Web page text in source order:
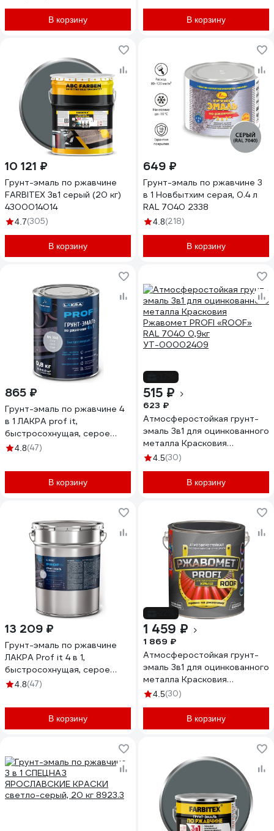
В корзину В корзину
10 121 ₽
Грунт-эмаль по ржавчине
FARBITEX 3в1 серый (20 кг)
4300014014
4.7(305)
В корзину
649 ₽
Грунт-эмаль по ржавчине 3
в 1 Новбытхим серая, 0.4 л
RAL 7040 2338
4.8(218)
В корзину
865 ₽
Грунт-эмаль по ржавчине 4
в 1 ЛАКРА prof it,
быстросохнущая, серое
окно, ral 7040, 0.8 кг
4.8(47)
В корзину
515 ₽
623 ₽
Атмосферостойкая грунт-
эмаль 3в1 для оцинкованного
металла Красковия
Ржавомет PROFI «ROOF»
УТ-00002409
4.5(30)
В корзину
13 209 ₽
Грунт-эмаль по ржавчине
ЛАКРА Prof it 4 в 1,
быстросохнущая, серое
окно, ral 7040, 15 кг 8311398
4.8(47)
В корзину
1 459 ₽
1 869 ₽
Атмосферостойкая грунт-
эмаль 3в1 для оцинкованного
металла Красковия
Ржавомет PROFI «ROOF»
4.5(30)
В корзину